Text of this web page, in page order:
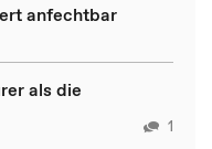
anfechtbar
als die
1